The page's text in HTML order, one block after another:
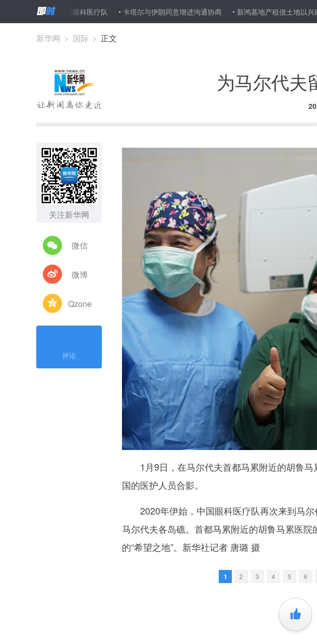
一支不走的眼科医疗队 卡塔尔与伊朗同意增进沟通协商 新鸿基地产租借土地以兴建过渡性
新华网 > 国际 > 正文
为马尔代夫
关注新华网
微信
微博
Qzone
评论
1月9日，在马尔代夫首都马累附近的胡鲁马
国的医护人员合影。
2020年伊始，中国眼科医疗队再次来到马尔
马尔代夫各岛礁。首都马累附近的胡鲁马累医
的“希望之地”。新华社记者 唐璐 摄
1 2 3 4 5 6
+1